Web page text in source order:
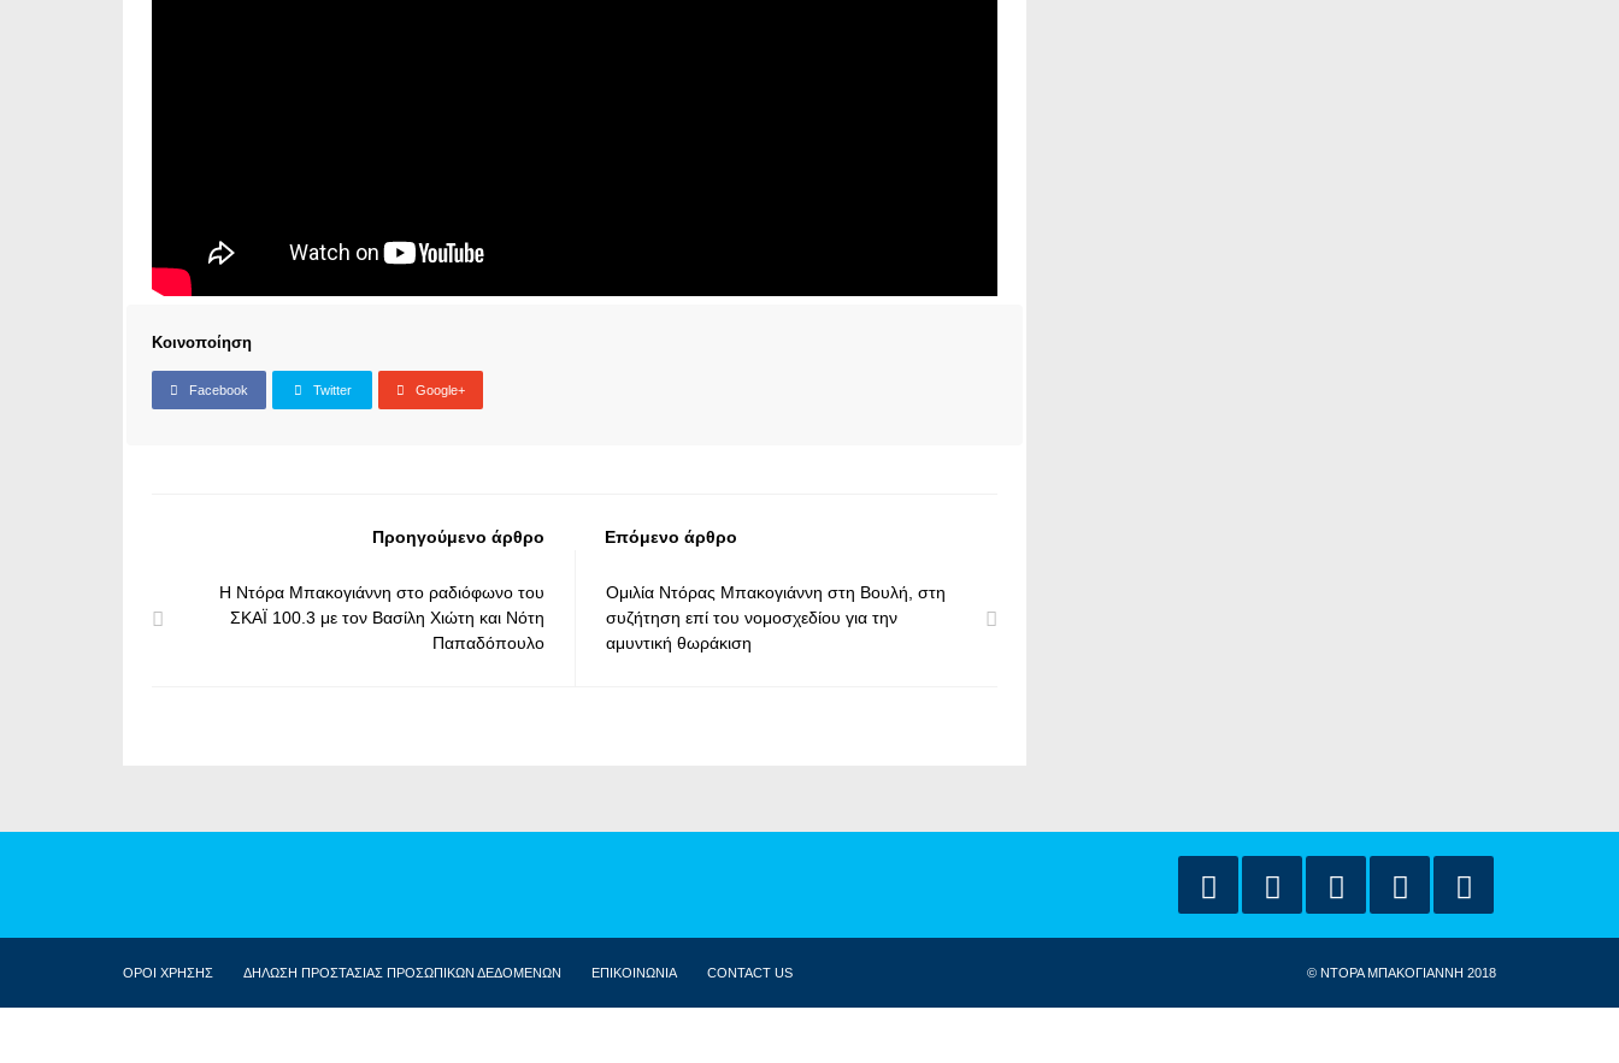
Κοινοποίηση
Facebook Twitter Google+
Προηγούμενο άρθρο
Η Ντόρα Μπακογιάννη στο ραδιόφωνο του
ΣΚΑΪ 100.3 με τον Βασίλη Χιώτη και Νότη
Παπαδόπουλο
Επόμενο άρθρο
Ομιλία Ντόρας Μπακογιάννη στη Βουλή, στη
συζήτηση επί του νομοσχεδίου για την
αμυντική θωράκιση
ΟΡΟΙ ΧΡΗΣΗΣ ΔΗΛΩΣΗ ΠΡΟΣΤΑΣΙΑΣ ΠΡΟΣΩΠΙΚΩΝ ΔΕΔΟΜΕΝΩΝ ΕΠΙΚΟΙΝΩΝΙΑ CONTACT US © ΝΤΟΡΑ ΜΠΑΚΟΓΙΑΝΝΗ 2018